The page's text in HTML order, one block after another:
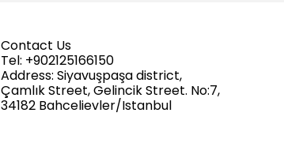
Contact Us
Tel: +902125166150
Address: Siyavuşpaşa district,
Çamlık Street, Gelincik Street. No:7,
34182 Bahcelievler/Istanbul